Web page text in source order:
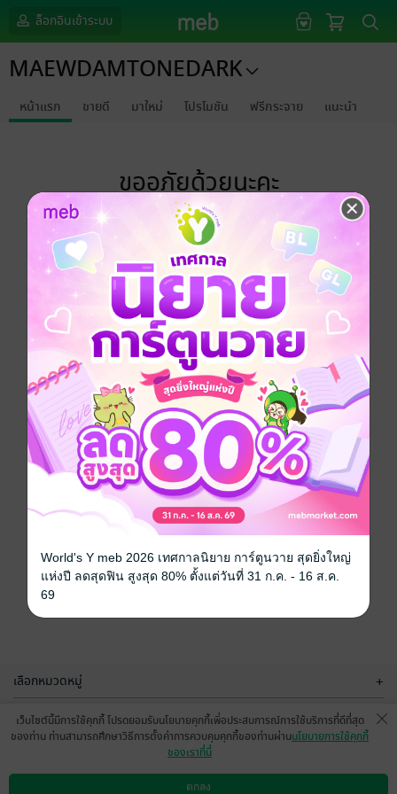
ล็อกอินเข้าระบบ
MAEWDAMTONEDARK
หน้าแรก ขายดี มาใหม่ โปรโมชัน ฟรีกระจาย แนะนำ
ขออภัยด้วยนะคะ
ไม่พบข้อมูลในหัวข้อที่คุณกำลังชมค่ะ
เลือกหมวดหมู่ +
บริการช่วยเหลือ +
เว็บไซต์นี้มีการใช้คุกกี้ โปรดยอมรับนโยบายคุกกี้เพื่อประสบการณ์การใช้บริการที่ดีที่สุด
ของท่าน ท่านสามารถศึกษาวิธีการตั้งค่าการควบคุมคุกกี้ของท่านผ่านนโยบายการใช้คุกกี้
ของเราที่นี่
ตกลง
World's Y meb 2026 เทศกาลนิยาย การ์ตูนวาย สุดยิ่งใหญ่
แห่งปี ลดสุดฟิน สูงสุด 80% ตั้งแต่วันที่ 31 ก.ค. - 16 ส.ค.
69